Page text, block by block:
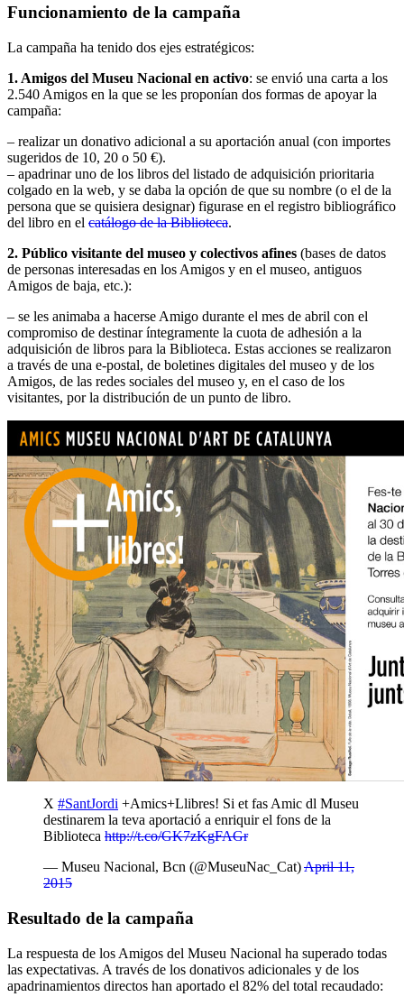
Funcionamiento de la campaña
La campaña ha tenido dos ejes estratégicos:
1. Amigos del Museu Nacional en activo: se envió una carta a los
2.540 Amigos en la que se les proponían dos formas de apoyar la
campaña:
– realizar un donativo adicional a su aportación anual (con importes
sugeridos de 10, 20 o 50 €).
– apadrinar uno de los libros del listado de adquisición prioritaria
colgado en la web, y se daba la opción de que su nombre (o el de la
persona que se quisiera designar) figurase en el registro bibliográfico
del libro en el catálogo de la Biblioteca.
2. Público visitante del museo y colectivos afines (bases de datos
de personas interesadas en los Amigos y en el museo, antiguos
Amigos de baja, etc.):
– se les animaba a hacerse Amigo durante el mes de abril con el
compromiso de destinar íntegramente la cuota de adhesión a la
adquisición de libros para la Biblioteca. Estas acciones se realizaron
a través de una e-postal, de boletines digitales del museo y de los
Amigos, de las redes sociales del museo y, en el caso de los
visitantes, por la distribución de un punto de libro.
X #SantJordi +Amics+Llibres! Si et fas Amic dl Museu
destinarem la teva aportació a enriquir el fons de la
Biblioteca http://t.co/GK7zKgFAGr
— Museu Nacional, Bcn (@MuseuNac_Cat)April 11,
2015
Resultado de la campaña
La respuesta de los Amigos del Museu Nacional ha superado todas
las expectativas. A través de los donativos adicionales y de los
apadrinamientos directos han aportado el 82% del total recaudado: